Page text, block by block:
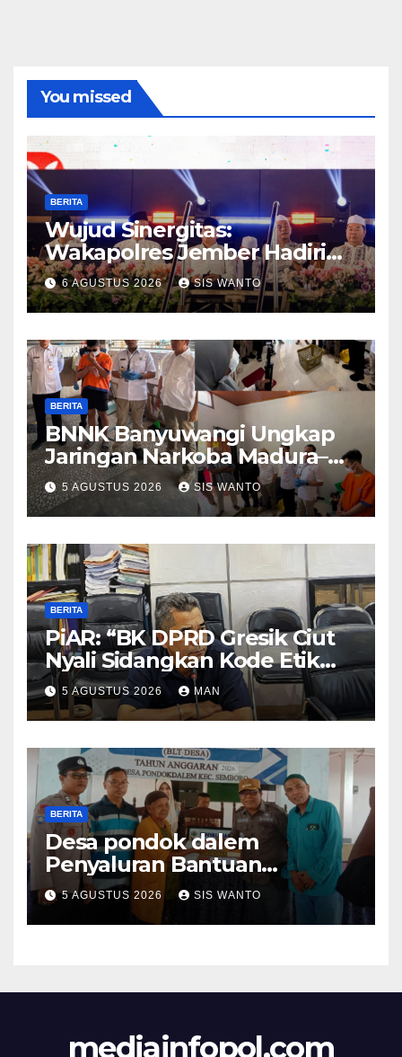
You missed
BERITA
Wujud Sinergitas:
Wakapolres Jember Hadiri
Sholawat & Doa Sambut HUT
RI ke-81
6 AGUSTUS 2026 SIS WANTO
BERITA
BNNK Banyuwangi Ungkap
Jaringan Narkoba Madura–
Bali
5 AGUSTUS 2026 SIS WANTO
BERITA
PiAR: “BK DPRD Gresik Ciut
Nyali Sidangkan Kode Etik
Ketua DPRD”
5 AGUSTUS 2026 MAN
BERITA
Desa pondok dalem
Penyaluran Bantuan
Langsung Tunai (BLT) Di
Desa Pondokdalem
Kecamatan Semboro: sangat
5 AGUSTUS 2026 SIS WANTO
mediainfopol.com